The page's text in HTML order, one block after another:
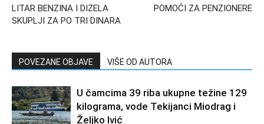
LITAR BENZINA I DIZELA
SKUPLJI ZA PO TRI DINARA
POMOĆI ZA PENZIONERE
POVEZANE OBJAVE VIŠE OD AUTORA
U čamcima 39 riba ukupne težine 129
kilograma, vode Tekijanci Miodrag i
Željko Ivić